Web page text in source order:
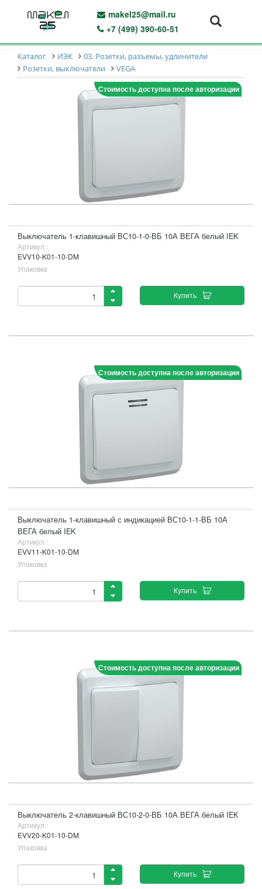
makel25@mail.ru
+7 (499) 390-60-51
Каталог ИЭК
03. Розетки, разъемы, удлинители
Розетки, выключатели
VEGA
Стоимость доступна после авторизации
Выключатель 1-клавишный ВС10-1-0-ВБ 10А ВЕГА белый IEK
Артикул :
EVV10-K01-10-DM
Упаковка
Купить
Стоимость доступна после авторизации
Выключатель 1-клавишный с индикацией ВС10-1-1-ВБ 10А
ВЕГА белый IEK
Артикул :
EVV11-K01-10-DM
Упаковка
Купить
Стоимость доступна после авторизации
Выключатель 2-клавишный ВС10-2-0-ВБ 10А ВЕГА белый IEK
Артикул :
EVV20-K01-10-DM
Упаковка
Купить